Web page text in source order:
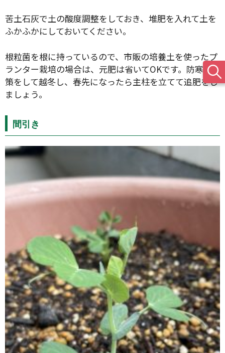
苦土石灰で土の酸度調整をしておき、堆肥を入れて土を
ふかふかにしておいてください。
根粒菌を根に持っているので、市販の培養土を使ったプ
ランター栽培の場合は、元肥は省いてOKです。防寒対
策をして越冬し、春先になったら主柱を立てて追肥をし
ましょう。
間引き